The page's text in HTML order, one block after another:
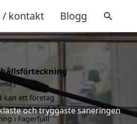
/ kontakt Blogg
och tryggaste saneringen
kan ett företag
specialiserat på
i Fagerfjäll